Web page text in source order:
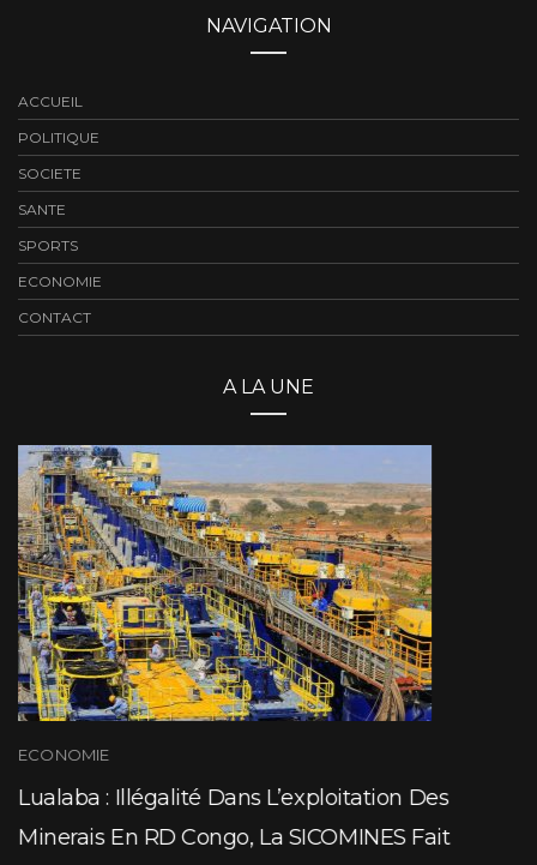
NAVIGATION
ACCUEIL
POLITIQUE
SOCIETE
SANTE
SPORTS
ECONOMIE
CONTACT
A LA UNE
ECONOMIE
Lualaba : Illégalité Dans L’exploitation Des
Minerais En RD Congo, La SICOMINES Fait